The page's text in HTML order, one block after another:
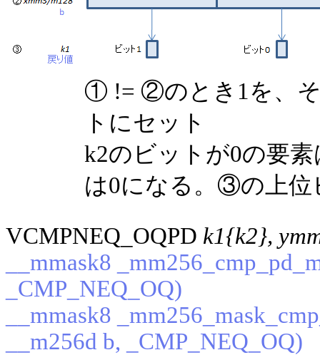
① != ②のとき1を、
トにセット
k2のビットが0の要
は0になる。③の上位
VCMPNEQ_OQPD k1{k2},
__mmask8
_CMP_NEQ_OQ)
__mmask8
__m256d b, _CMP_NEQ_OQ)